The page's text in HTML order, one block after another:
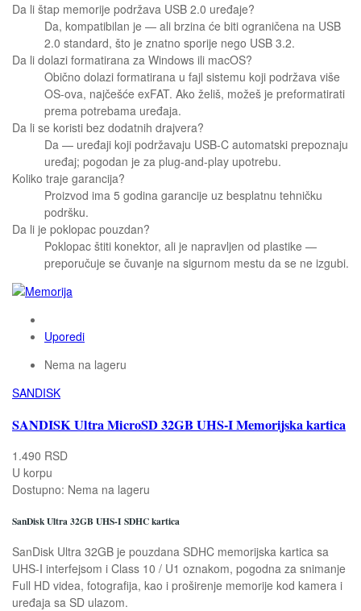
Da li štap memorije podržava USB 2.0 uređaje?
Da, kompatibilan je — ali brzina će biti ograničena na USB
2.0 standard, što je znatno sporije nego USB 3.2.
Da li dolazi formatirana za Windows ili macOS?
Obično dolazi formatirana u fajl sistemu koji podržava više
OS-ova, najčešće exFAT. Ako želiš, možeš je preformatirati
prema potrebama uređaja.
Da li se koristi bez dodatnih drajvera?
Da — uređaji koji podržavaju USB-C automatski prepoznaju
uređaj; pogodan je za plug-and-play upotrebu.
Koliko traje garancija?
Proizvod ima 5 godina garancije uz besplatnu tehničku
podršku.
Da li je poklopac pouzdan?
Poklopac štiti konektor, ali je napravljen od plastike —
preporučuje se čuvanje na sigurnom mestu da se ne izgubi.
Uporedi
Nema na lageru
SANDISK
SANDISK Ultra MicroSD 32GB UHS-I Memorijska kartica
1.490 RSD
U korpu
Dostupno: Nema na lageru
SanDisk Ultra 32GB UHS-I SDHC kartica
SanDisk Ultra 32GB je pouzdana SDHC memorijska kartica sa
UHS-I interfejsom i Class 10 / U1 oznakom, pogodna za snimanje
Full HD videa, fotografija, kao i proširenje memorije kod kamera i
uređaja sa SD ulazom.